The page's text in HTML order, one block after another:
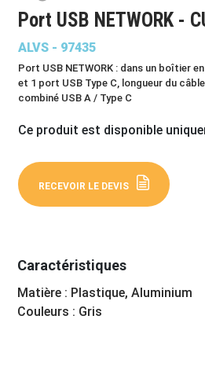
Port USB NETWORK -
ALVS - 97435
Port USB NETWORK : dans un boîtier
et 1 port USB Type C, longueur du
combiné USB A / Type C
Ce produit est disponible
RECEVOIR LE DEVIS
Caractéristiques
Matière : Plastique, Aluminium
Couleurs : Gris